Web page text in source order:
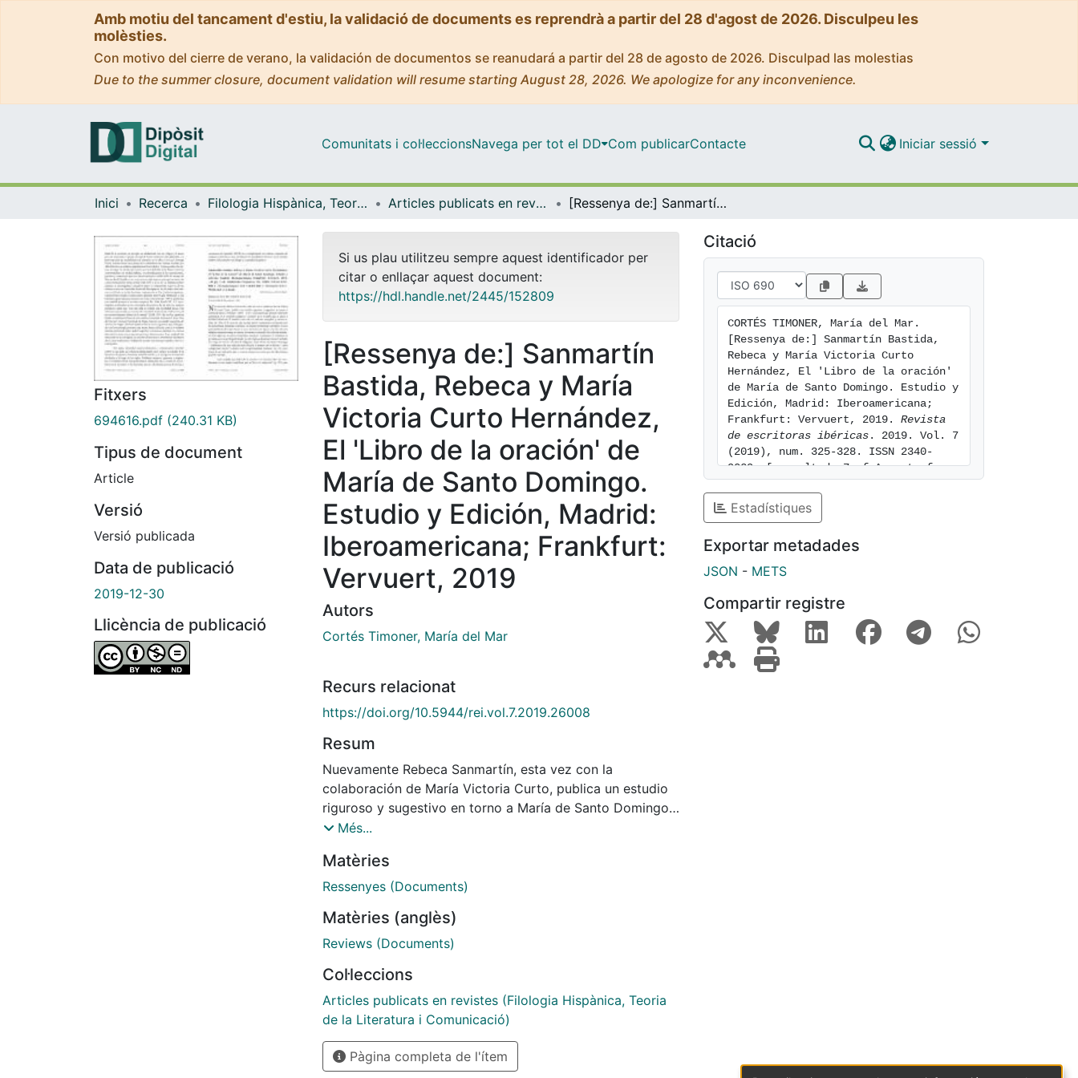
Amb motiu del tancament d'estiu, la validació de documents es reprendrà a partir del 28 d'agost de 2026. Disculpeu les
molèsties.
Con motivo del cierre de verano, la validación de documentos se reanudará a partir del 28 de agosto de 2026. Disculpad las molestias
Due to the summer closure, document validation will resume starting August 28, 2026. We apologize for any inconvenience.
Comunitats i col·leccionsNavega per tot el DD Com publicarContacte Iniciar sessió
Inici Recerca Filologia Hispànica, Teoria de la Literatura i Comunicació Articles publicats en revistes (Filologia Hispànica, Teoria de la Literatura i Comunicació) [Ressenya de:] Sanmartín Bastida, Rebeca y María Victoria Curto Hernández, El 'Libro de la oración' de María de Santo Domingo. Estudio y Edición, Madrid: Iberoamericana; Frankfurt: Vervuert, 2019
Fitxers
694616.pdf (240.31 KB)
Tipus de document
Article
Versió
Versió publicada
Data de publicació
2019-12-30
Llicència de publicació
Si us plau utilitzeu sempre aquest identificador per
citar o enllaçar aquest document:
https://hdl.handle.net/2445/152809
[Ressenya de:] Sanmartín
Bastida, Rebeca y María
Victoria Curto Hernández,
El 'Libro de la oración' de
María de Santo Domingo.
Estudio y Edición, Madrid:
Iberoamericana; Frankfurt:
Vervuert, 2019
Autors
Cortés Timoner, María del Mar
Recurs relacionat
https://doi.org/10.5944/rei.vol.7.2019.26008
Resum
Nuevamente Rebeca Sanmartín, esta vez con la
colaboración de María Victoria Curto, publica un estudio
riguroso y sugestivo en torno a María de Santo Domingo
(1486? - 1524): una mujer que alcanzó relevante autoridad
abría a la Edad Moderna.
Més...
Matèries
Ressenyes (Documents)
Matèries (anglès)
Reviews (Documents)
Col·leccions
Articles publicats en revistes (Filologia Hispànica, Teoria
de la Literatura i Comunicació)
Pàgina completa de l'ítem
Citació
CORTÉS TIMONER, María del Mar.
[Ressenya de:] Sanmartín Bastida,
Rebeca y María Victoria Curto
Hernández, El 'Libro de la oración'
de María de Santo Domingo. Estudio y
Edición, Madrid: Iberoamericana;
Frankfurt: Vervuert, 2019. Revista
de escritoras ibéricas . 2019. Vol. 7
(2019), num. 325-328. ISSN 2340-
9029. [consulted: 7 of August of
https://hdl.handle.net/2445/152809
Estadístiques
Exportar metadades
JSON - METS
Compartir registre